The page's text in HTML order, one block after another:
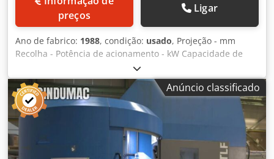
preços
Ligar
Ano de fabrico: 1988, condição: usado, Projeção - mm
Recolha - Potência de acionamento - kW Capacidade de
perfuração por fuso máx. 23 mm Distância do fuso máx.
400 mm Velocidade contínua máx. 1200 rpm
Dodpfxetqqkxs Aileck Potência total necessária kW Peso da
máquina aprox. t Espaço necessário aprox. m
Anúncio classificado